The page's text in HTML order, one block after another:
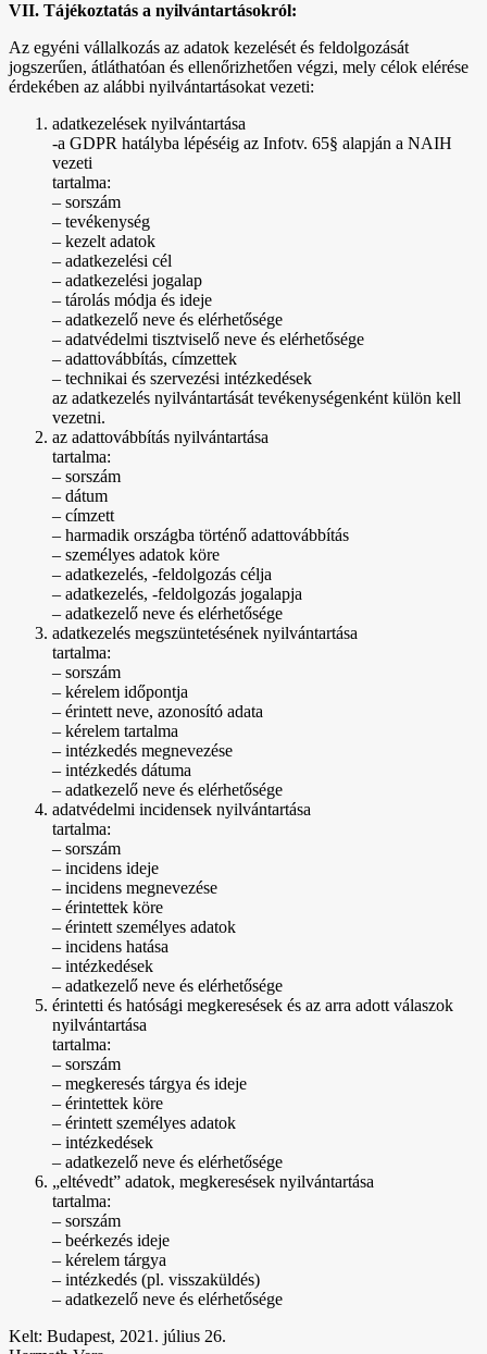
VII. Tájékoztatás a nyilvántartásokról:
Az egyéni vállalkozás az adatok kezelését és feldolgozását
jogszerűen, átláthatóan és ellenőrizhetően végzi, mely célok elérése
érdekében az alábbi nyilvántartásokat vezeti:
adatkezelések nyilvántartása
-a GDPR hatályba lépéséig az Infotv. 65§ alapján a NAIH
vezeti
tartalma:
– sorszám
– tevékenység
– kezelt adatok
– adatkezelési cél
– adatkezelési jogalap
– tárolás módja és ideje
– adatkezelő neve és elérhetősége
– adatvédelmi tisztviselő neve és elérhetősége
– adattovábbítás, címzettek
– technikai és szervezési intézkedések
az adatkezelés nyilvántartását tevékenységenként külön kell
vezetni.
az adattovábbítás nyilvántartása
tartalma:
– sorszám
– dátum
– címzett
– harmadik országba történő adattovábbítás
– személyes adatok köre
– adatkezelés, -feldolgozás célja
– adatkezelés, -feldolgozás jogalapja
– adatkezelő neve és elérhetősége
adatkezelés megszüntetésének nyilvántartása
tartalma:
– sorszám
– kérelem időpontja
– érintett neve, azonosító adata
– kérelem tartalma
– intézkedés megnevezése
– intézkedés dátuma
– adatkezelő neve és elérhetősége
adatvédelmi incidensek nyilvántartása
tartalma:
– sorszám
– incidens ideje
– incidens megnevezése
– érintettek köre
– érintett személyes adatok
– incidens hatása
– intézkedések
– adatkezelő neve és elérhetősége
érintetti és hatósági megkeresések és az arra adott válaszok
nyilvántartása
tartalma:
– sorszám
– megkeresés tárgya és ideje
– érintettek köre
– érintett személyes adatok
– intézkedések
– adatkezelő neve és elérhetősége
„eltévedt” adatok, megkeresések nyilvántartása
tartalma:
– sorszám
– beérkezés ideje
– kérelem tárgya
– intézkedés (pl. visszaküldés)
– adatkezelő neve és elérhetősége
Kelt: Budapest, 2021. július 26.